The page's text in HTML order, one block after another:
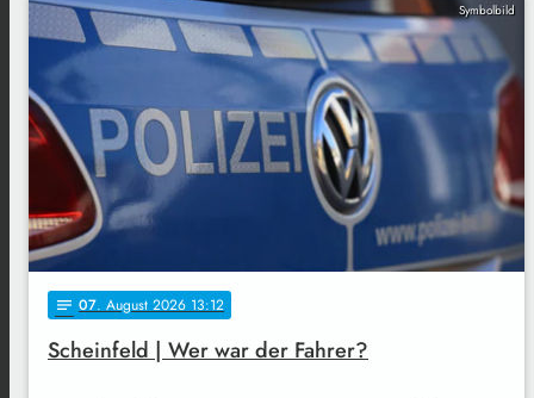
Symbolbild
notes 07. August 2026 13:12
Scheinfeld | Wer war der Fahrer?